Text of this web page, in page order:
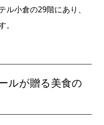
ル小倉の29階にあり、
ルが贈る美食の